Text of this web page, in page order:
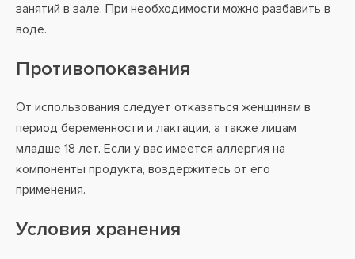
занятий в зале. При необходимости можно разбавить в
воде.
Противопоказания
От использования следует отказаться женщинам в
период беременности и лактации, а также лицам
младше 18 лет. Если у вас имеется аллергия на
компоненты продукта, воздержитесь от его
применения.
Условия хранения